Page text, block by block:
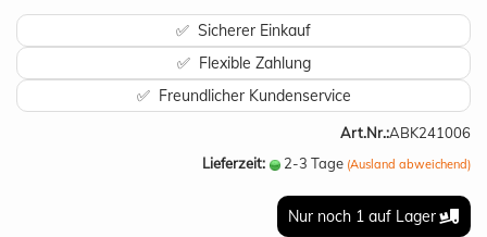
✅ Sicherer Einkauf
✅ Flexible Zahlung
✅ Freundlicher Kundenservice
Art.Nr.:ABK241006
Lieferzeit:
2-3 Tage (Ausland abweichend)
Nur noch 1 auf Lager